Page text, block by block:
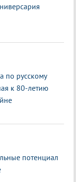
по русскому
к 80-летию
потенциал